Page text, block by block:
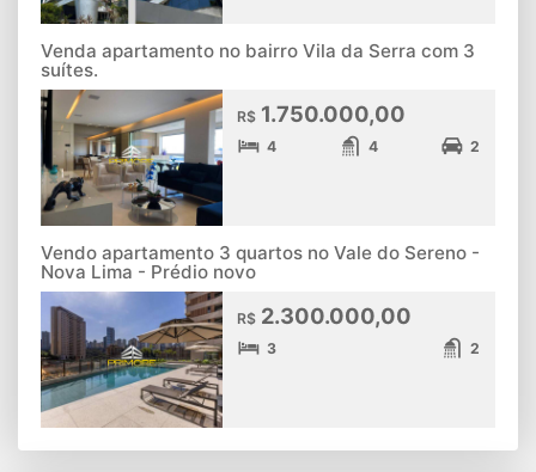
Venda apartamento no bairro Vila da Serra com 3
suítes.
R$ 1.750.000,00
4 4 2
Vendo apartamento 3 quartos no Vale do Sereno -
Nova Lima - Prédio novo
R$ 2.300.000,00
3 2